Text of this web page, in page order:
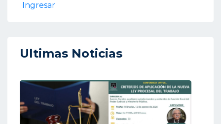
Ingresar
Ultimas Noticias